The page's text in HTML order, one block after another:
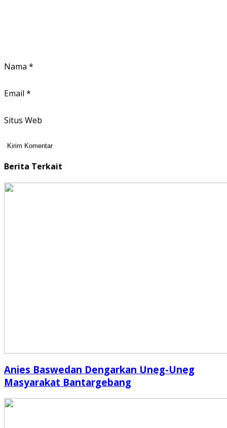
Nama *
Email *
Situs Web
Berita Terkait
Anies Baswedan Dengarkan Uneg-Uneg
Masyarakat Bantargebang